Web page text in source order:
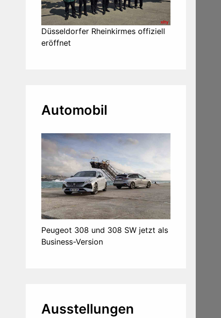
Düsseldorfer Rheinkirmes offiziell
eröffnet
Automobil
Peugeot 308 und 308 SW jetzt als
Business-Version
Ausstellungen